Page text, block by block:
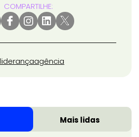
COMPARTILHE:
liderançaagência
Mais lidas